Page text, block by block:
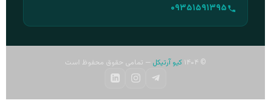
۰۹۳۵۱۵۹۱۳۹۵
© ۱۴۰۴ کیو آرتیکل — تمامی حقوق محفوظ است